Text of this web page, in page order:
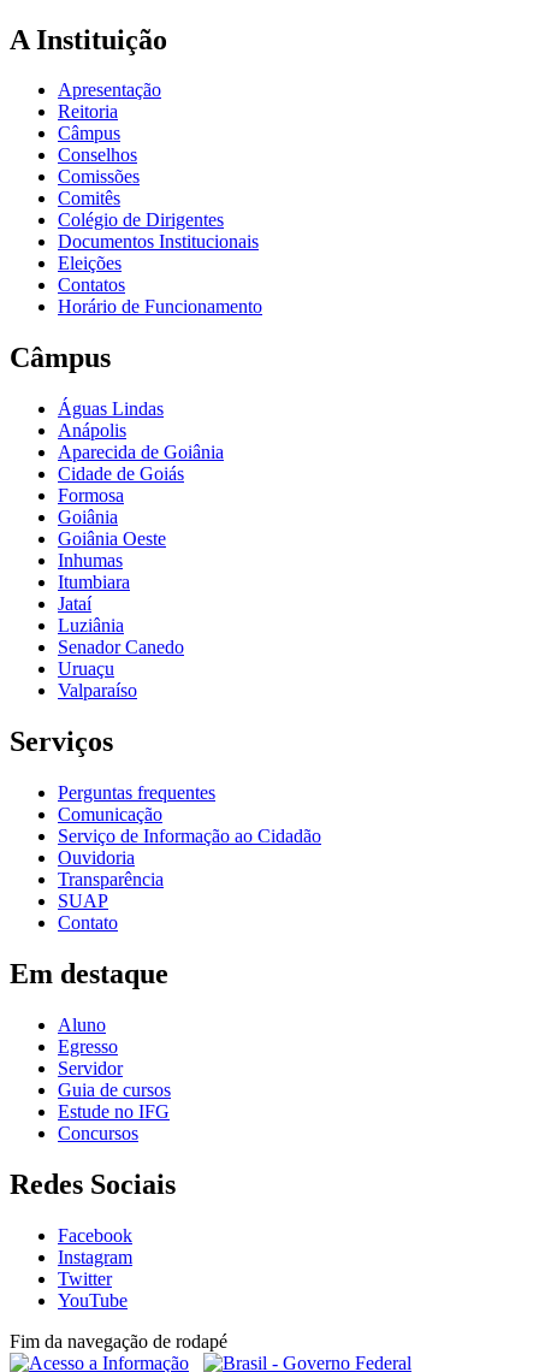
A Instituição
Apresentação
Reitoria
Câmpus
Conselhos
Comissões
Comitês
Colégio de Dirigentes
Documentos Institucionais
Eleições
Contatos
Horário de Funcionamento
Câmpus
Águas Lindas
Anápolis
Aparecida de Goiânia
Cidade de Goiás
Formosa
Goiânia
Goiânia Oeste
Inhumas
Itumbiara
Jataí
Luziânia
Senador Canedo
Uruaçu
Valparaíso
Serviços
Perguntas frequentes
Comunicação
Serviço de Informação ao Cidadão
Ouvidoria
Transparência
SUAP
Contato
Em destaque
Aluno
Egresso
Servidor
Guia de cursos
Estude no IFG
Concursos
Redes Sociais
Facebook
Instagram
Twitter
YouTube
Fim da navegação de rodapé